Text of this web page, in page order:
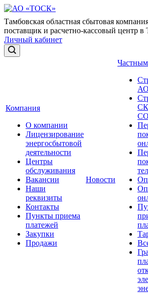
Тамбовская областная сбытовая
поставщик и расчетно-кассовый центр в
Личный кабинет
Компания
О компании
Лицензирование
энергосбытовой
деятельности
Центры
обслуживания
Вакансии
Наши
реквизиты
Контакты
Пункты приема
платежей
Закупки
Продажи
Новости
СК